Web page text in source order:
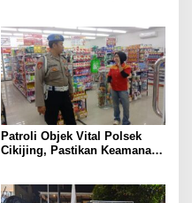
Patroli Objek Vital Polsek
Cikijing, Pastikan Keamanan